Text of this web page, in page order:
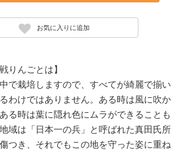
お気に入りに追加
りんごとは】
で栽培しますので、すべてが綺麗で揃い
わけではありません。ある時は風に吹か
る時は葉に隠れ色にムラができることも
域は「日本一の兵」と呼ばれた真田氏所
つき、それでもこの地を守った姿に重ね